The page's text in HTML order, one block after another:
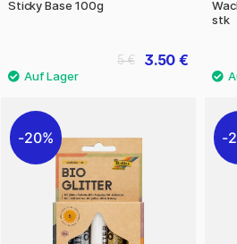
Sticky Base 100g
3.50 €
5 €
stk
20%